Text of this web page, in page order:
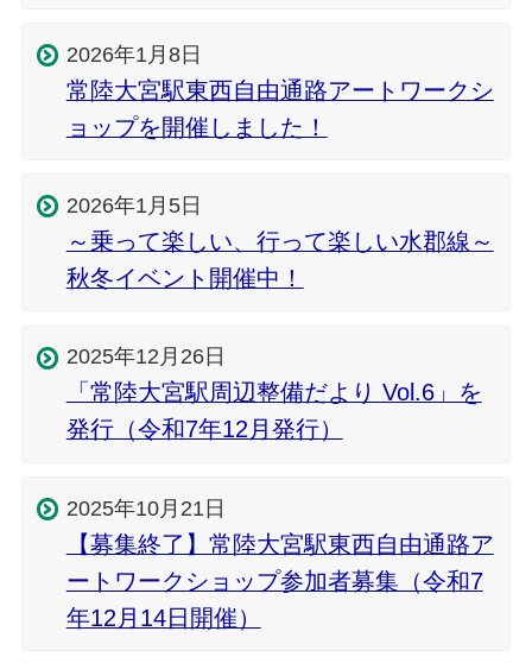
2026年1月8日
常陸大宮駅東西自由通路アートワークシ
ョップを開催しました！
2026年1月5日
～乗って楽しい、行って楽しい水郡線～
秋冬イベント開催中！
2025年12月26日
「常陸大宮駅周辺整備だより Vol.6」を
発行（令和7年12月発行）
2025年10月21日
【募集終了】常陸大宮駅東西自由通路ア
ートワークショップ参加者募集（令和7
年12月14日開催）